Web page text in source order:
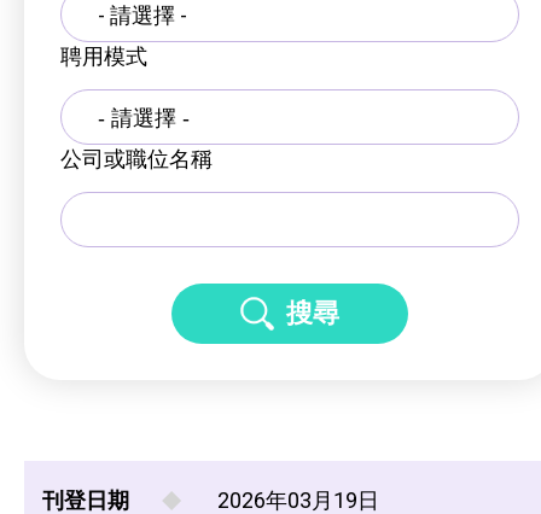
- 請選擇 -
聘用模式
公司或職位名稱
搜尋
刊登日期 2026年03月19日